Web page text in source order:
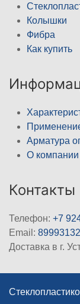
Колышки
Фибра
Как купить
Арматура
О компании
Контакты
Телефон: +7
Email:
Доставка в г.